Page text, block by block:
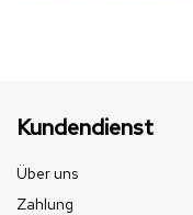
Kundendienst
Über uns
Zahlung